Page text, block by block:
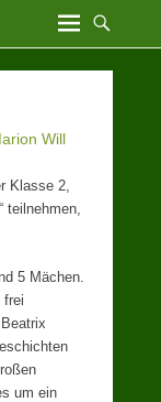
Will
Klasse 2,
teilnehmen,
5 Mächen.
frei
um ein